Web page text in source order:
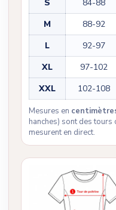
S
84-88
M
88-92
L
92-97
XL
97-102
XXL
102-108
Mesures en
hanches) sont des
mesurent en direct.